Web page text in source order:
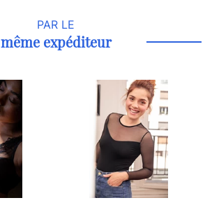
PAR LE
même expéditeur